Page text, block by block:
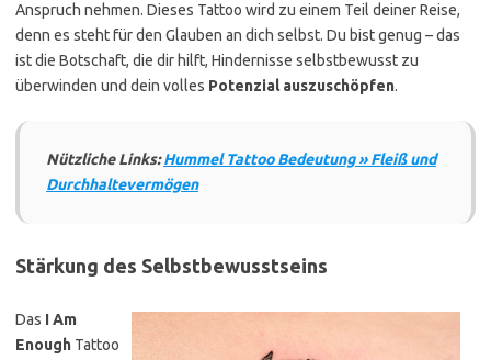
Anspruch nehmen. Dieses Tattoo wird zu einem Teil deiner Reise,
denn es steht für den Glauben an dich selbst. Du bist genug – das
ist die Botschaft, die dir hilft, Hindernisse selbstbewusst zu
überwinden und dein volles Potenzial auszuschöpfen.
Nützliche Links:Hummel Tattoo Bedeutung » Fleiß und
Durchhaltevermögen
Stärkung des Selbstbewusstseins
Das I Am
Enough Tattoo